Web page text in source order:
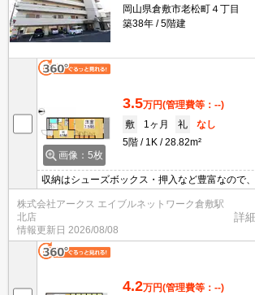
岡山県倉敷市老松町４丁目
築38年
5階建
画像：5枚
3.5万円(管理費等：--)
敷
1ヶ月 礼
なし
5階
1K 28.82m²
収納はシューズボックス・押入など豊富なので
ど様々な設備やサービスが揃っているので便利
整えるのにもお使いいただける、独立した洗面
駐輪場付きのマンションです。快適な生活がお
でご好評の1Kです。
株式会社アークス エイブルネットワーク倉敷駅
北店
情報更新日 2026/08/08
詳
4.2万円(管理費等：--)